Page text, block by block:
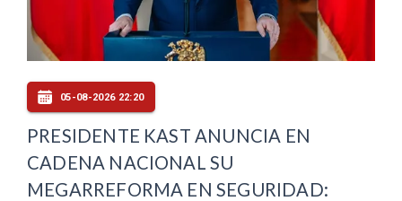
05-08-2026 22:20
PRESIDENTE KAST ANUNCIA EN
CADENA NACIONAL SU
MEGARREFORMA EN SEGURIDAD: